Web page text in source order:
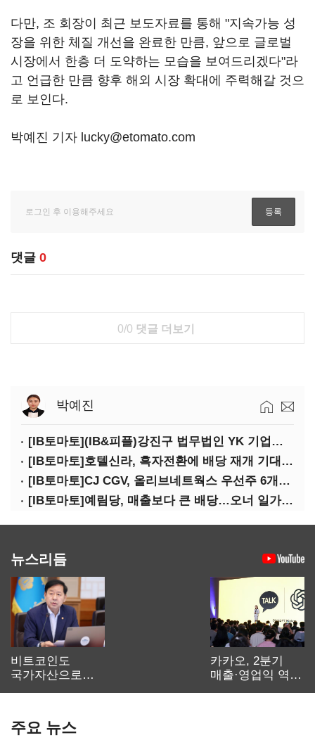
다만, 조 회장이 최근 보도자료를 통해 "지속가능 성
장을 위한 체질 개선을 완료한 만큼, 앞으로 글로벌
시장에서 한층 더 도약하는 모습을 보여드리겠다"라
고 언급한 만큼 향후 해외 시장 확대에 주력해갈 것으
로 보인다.
박예진 기자 lucky@etomato.com
댓글 0
0/0 댓글 더보기
박예진
[IB토마토](IB&피플)강진구 법무법인 YK 기업거버넌스센터 센터장
[IB토마토]호텔신라, 흑자전환에 배당 재개 기대감…삼성생명도 웃을까
[IB토마토]CJ CGV, 올리브네트웍스 우선주 6개월 만에 상환…왜?
[IB토마토]예림당, 매출보다 큰 배당…오너 일가에 절반 간다
뉴스리듬
비트코인도
국가자산으로…'
카카오, 2분기
매출·영업익 역대
주요 뉴스